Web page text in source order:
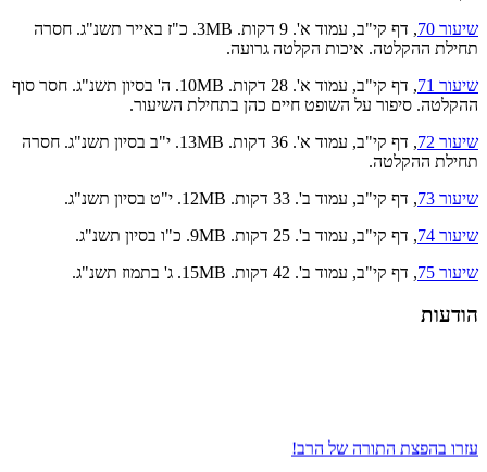
שיעור 70
, דף קי"ב, עמוד א'. 9 דקות. 3MB. כ"ז באייר תשנ"ג. חסרה
תחילת ההקלטה. איכות הקלטה גרועה.
שיעור 71
, דף קי"ב, עמוד א'. 28 דקות. 10MB. ה' בסיון תשנ"ג. חסר סוף
ההקלטה. סיפור על השופט חיים כהן בתחילת השיעור.
שיעור 72
, דף קי"ב, עמוד א'. 36 דקות. 13MB. י"ב בסיון תשנ"ג. חסרה
תחילת ההקלטה.
שיעור 73
, דף קי"ב, עמוד ב'. 33 דקות. 12MB. י"ט בסיון תשנ"ג.
שיעור 74
, דף קי"ב, עמוד ב'. 25 דקות. 9MB. כ"ו בסיון תשנ"ג.
שיעור 75
, דף קי"ב, עמוד ב'. 42 דקות. 15MB. ג' בתמוז תשנ"ג.
הודעות
עזרו בהפצת התורה של הרב!